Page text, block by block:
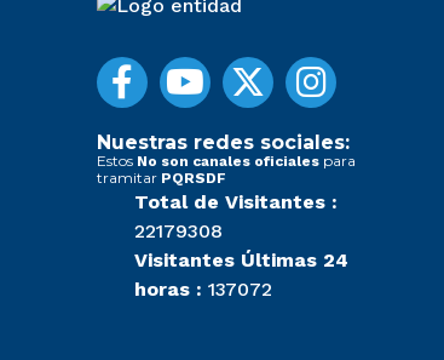
Nuestras redes sociales:
Estos No son canales oficiales para
tramitar PQRSDF
Total de Visitantes :
22179308
Visitantes Últimas 24
horas : 137072